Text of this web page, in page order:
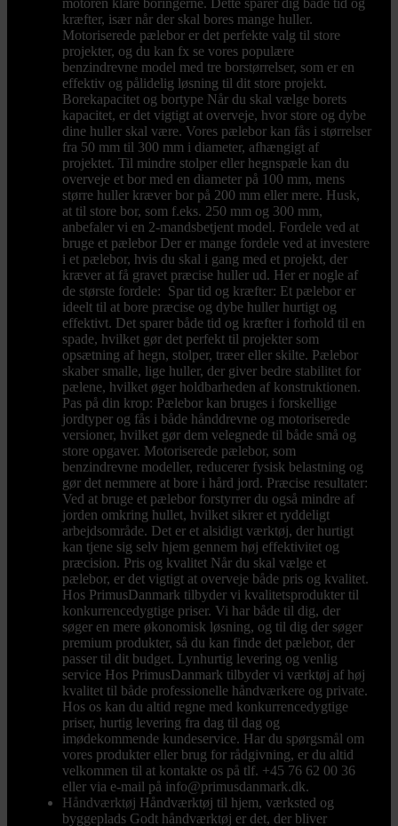
kræfter, især når der skal bores mange huller.
Motoriserede pælebor er det perfekte valg til store
projekter, og du kan fx se vores populære
benzindrevne model med tre borstørrelser, som er en
effektiv og pålidelig løsning til dit store projekt.
Borekapacitet og bortype Når du skal vælge borets
kapacitet, er det vigtigt at overveje, hvor store og dybe
dine huller skal være. Vores pælebor kan fås i størrelser
fra 50 mm til 300 mm i diameter, afhængigt af
projektet. Til mindre stolper eller hegnspæle kan du
overveje et bor med en diameter på 100 mm, mens
større huller kræver bor på 200 mm eller mere. Husk,
at til store bor, som f.eks. 250 mm og 300 mm,
anbefaler vi en 2-mandsbetjent model. Fordele ved at
bruge et pælebor Der er mange fordele ved at investere
i et pælebor, hvis du skal i gang med et projekt, der
kræver at få gravet præcise huller ud. Her er nogle af
de største fordele: Spar tid og kræfter: Et pælebor er
ideelt til at bore præcise og dybe huller hurtigt og
effektivt. Det sparer både tid og kræfter i forhold til en
spade, hvilket gør det perfekt til projekter som
opsætning af hegn, stolper, træer eller skilte. Pælebor
skaber smalle, lige huller, der giver bedre stabilitet for
pælene, hvilket øger holdbarheden af konstruktionen.
Pas på din krop: Pælebor kan bruges i forskellige
jordtyper og fås i både hånddrevne og motoriserede
versioner, hvilket gør dem velegnede til både små og
store opgaver. Motoriserede pælebor, som
benzindrevne modeller, reducerer fysisk belastning og
gør det nemmere at bore i hård jord. Præcise resultater:
Ved at bruge et pælebor forstyrrer du også mindre af
jorden omkring hullet, hvilket sikrer et ryddeligt
arbejdsområde. Det er et alsidigt værktøj, der hurtigt
kan tjene sig selv hjem gennem høj effektivitet og
præcision. Pris og kvalitet Når du skal vælge et
pælebor, er det vigtigt at overveje både pris og kvalitet.
Hos PrimusDanmark tilbyder vi kvalitetsprodukter til
konkurrencedygtige priser. Vi har både til dig, der
søger en mere økonomisk løsning, og til dig der søger
premium produkter, så du kan finde det pælebor, der
passer til dit budget. Lynhurtig levering og venlig
service Hos PrimusDanmark tilbyder vi værktøj af høj
kvalitet til både professionelle håndværkere og private.
Hos os kan du altid regne med konkurrencedygtige
priser, hurtig levering fra dag til dag og
imødekommende kundeservice. Har du spørgsmål om
vores produkter eller brug for rådgivning, er du altid
velkommen til at kontakte os på tlf. +45 76 62 00 36
eller via e-mail på info@primusdanmark.dk.
Håndværktøj Håndværktøj til hjem, værksted og
byggeplads Godt håndværktøj er det, der bliver